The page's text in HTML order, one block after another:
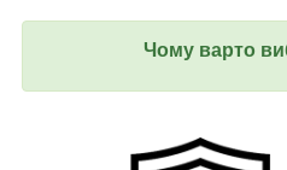
Чому варто